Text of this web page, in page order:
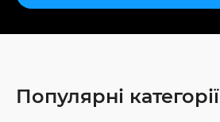
Популярні категорії